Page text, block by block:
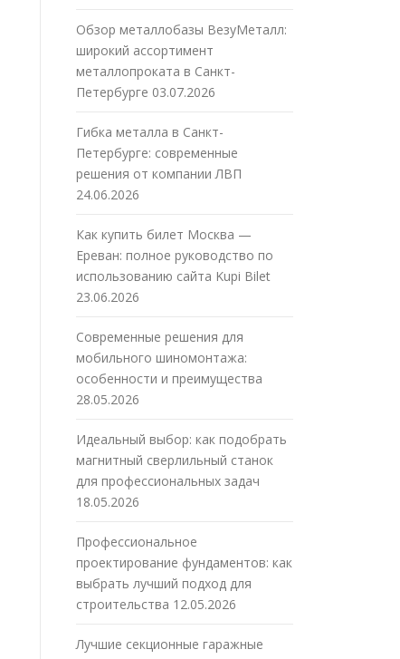
Обзор металлобазы ВезуМеталл:
широкий ассортимент
металлопроката в Санкт-
Петербурге 03.07.2026
Гибка металла в Санкт-
Петербурге: современные
решения от компании ЛВП
24.06.2026
Как купить билет Москва —
Ереван: полное руководство по
использованию сайта Kupi Bilet
23.06.2026
Современные решения для
мобильного шиномонтажа:
особенности и преимущества
28.05.2026
Идеальный выбор: как подобрать
магнитный сверлильный станок
для профессиональных задач
18.05.2026
Профессиональное
проектирование фундаментов: как
выбрать лучший подход для
строительства 12.05.2026
Лучшие секционные гаражные